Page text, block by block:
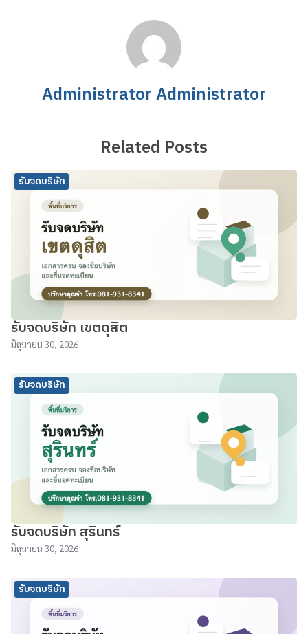
Administrator Administrator
Related Posts
รับจดบริษัท
รับจดบริษัท เขตดุสิต
มิถุนายน 30, 2026
รับจดบริษัท
รับจดบริษัท สุรินทร์
มิถุนายน 30, 2026
รับจดบริษัท